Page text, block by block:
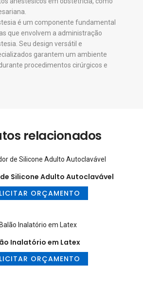
é um componente fundamental
que envolvem a administração
Seu design versátil e
garantem um ambiente
procedimentos cirúrgicos e
relacionados
Silicone Adulto Autoclavável
ORÇAMENTO
Inalatório em Latex
ORÇAMENTO